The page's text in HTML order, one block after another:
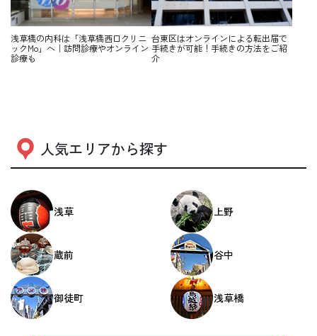
浅草橋の内科は「浅草橋西口クリニ
ックMo」へ｜訪問診療やオンライン
診療も
台東区はオンラインによる転出届で
手続きが可能！手続きの方法をご紹
介
人気エリアから探す
浅草 上野
蔵前 谷中
御徒町 浅草橋